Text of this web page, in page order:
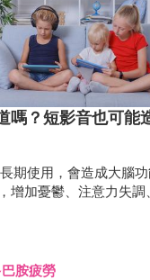
嗎？短影音也可能
期使用，會造成大腦
加憂鬱、注意力失調
胺疲勞